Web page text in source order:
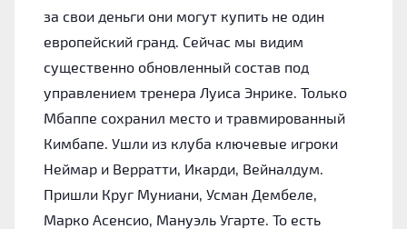
за свои деньги они могут купить не один
европейский гранд. Сейчас мы видим
существенно обновленный состав под
управлением тренера Луиса Энрике. Только
Мбаппе сохранил место и травмированный
Кимбапе. Ушли из клуба ключевые игроки
Неймар и Верратти, Икарди, Вейналдум.
Пришли Круг Муниани, Усман Дембеле,
Марко Асенсио, Мануэль Угарте. То есть